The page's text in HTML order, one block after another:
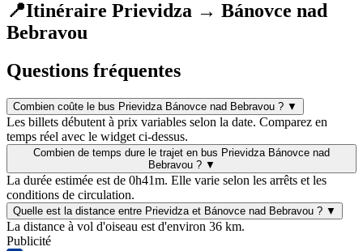
📍Itinéraire Prievidza → Bánovce nad
Bebravou
Questions fréquentes
Combien coûte le bus Prievidza Bánovce nad Bebravou ? ▼
Les billets débutent à prix variables selon la date. Comparez en
temps réel avec le widget ci-dessus.
Combien de temps dure le trajet en bus Prievidza Bánovce nad
Bebravou ? ▼
La durée estimée est de 0h41m. Elle varie selon les arrêts et les
conditions de circulation.
Quelle est la distance entre Prievidza et Bánovce nad Bebravou ? ▼
La distance à vol d'oiseau est d'environ 36 km.
Publicité